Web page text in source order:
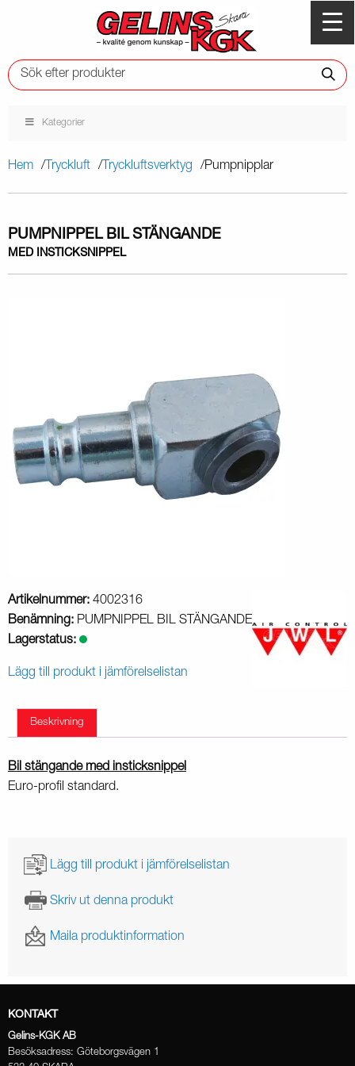
Kategorier
Hem Tryckluft Tryckluftsverktyg Pumpnipplar
PUMPNIPPEL BIL STÄNGANDE
MED INSTICKSNIPPEL
Artikelnummer: 4002316
Benämning: PUMPNIPPEL BIL STÄNGANDE
Lagerstatus:
Lägg till produkt i jämförelselistan
Beskrivning
Bil stängande med insticksnippel
Euro-profil standard.
Lägg till produkt i jämförelselistan
Skriv ut denna produkt
Maila produktinformation
KONTAKT
Gelins-KGK AB
Besöksadress: Göteborgsvägen 1